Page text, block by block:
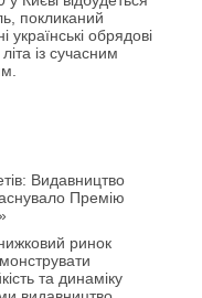
покликаний
українські обрядові
із сучасним
Видавництво
Премію
ринок
та динаміку